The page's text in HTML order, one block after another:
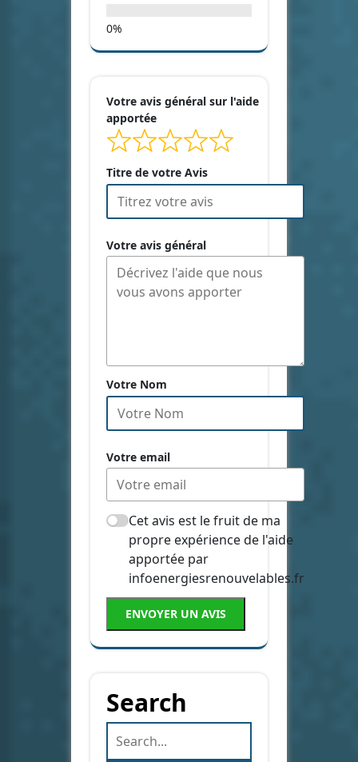
Votre avis général sur l'aide
apportée
Titre de votre Avis
Votre avis général
Votre Nom
Votre email
Cet avis est le fruit de ma
propre expérience de l'aide
apportée par
infoenergiesrenouvelables.fr
ENVOYER UN AVIS
Search